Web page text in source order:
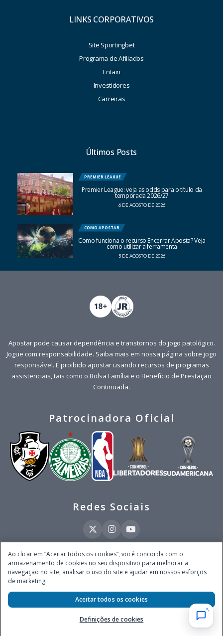
LINKS CORPORATIVOS
Site Sportingbet
Programa de Afiliados
Entain
Investidores
Carreiras
Últimos Posts
PREMIER LEAGUE
Premier League: veja as odds para o título da
temporada 2026/27
6 DE AGOSTO DE 2026
COMO APOSTAR
Como funciona o recurso Encerrar Aposta? Veja
como utilizar a ferramenta
5 DE AGOSTO DE 2026
Apostar pode causar dependência e transtornos do jogo patológico.
Jogue com responsabilidade. Saiba mais em nossa página sobre jogo
responsável. É proibido apostar usando recursos de programas
assistenciais, tais como o Bolsa Família e o Benefício de Prestação
Continuada.
Patrocinadora Oficial
Redes Sociais
Este site é operado pela Ventmear Brasil LTDA (CNPJ 52.868.380/0001-84), com
endereço na Avenida Brigadeiro Faria Lima, nº 4.055, 3º andar, Itaim Bibi, no
Município de São Paulo, Estado de São Paulo, CEP 04538-133, Brasil - empresa
Secretaria de Prêmios e Apostas do Ministério da Fazenda, conforme Portaria nº
247, de 07.02.2025, publicada no DOU em 11.2.2025.
Ao clicar em “Aceitar todos os cookies”, você concorda com o
armazenamento de cookies no seu dispositivo para melhorar a
navegação no site, analisar o uso do site e ajudar em nossos esforços
de marketing.
Definições de cookies
Aceitar todos os cookies